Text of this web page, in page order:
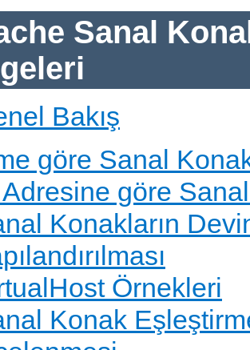
Sanal
Bakış
göre Sanal
Adresine göre
Konakların
Örnekleri
Konak